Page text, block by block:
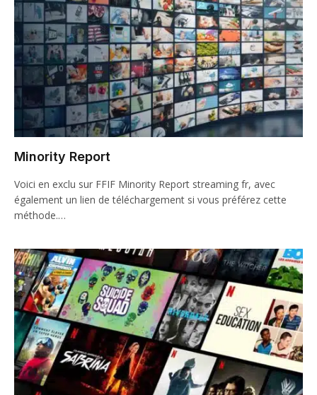
Minority Report
Voici en exclu sur FFIF Minority Report streaming fr, avec
également un lien de téléchargement si vous préférez cette
méthode.…